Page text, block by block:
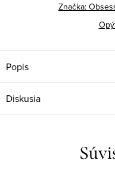
Značka:
Popis
Diskusia